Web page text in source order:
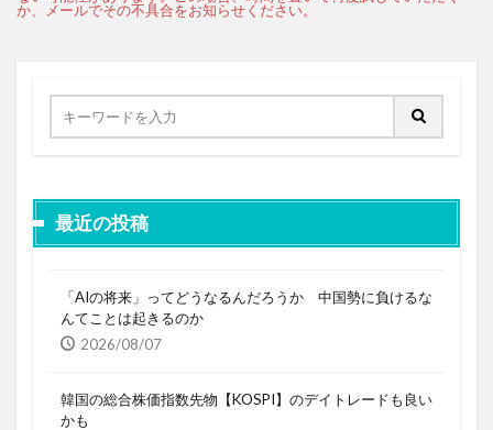
最近の投稿
「AIの将来」ってどうなるんだろうか 中国勢に負けるな
んてことは起きるのか
2026/08/07
韓国の総合株価指数先物【KOSPI】のデイトレードも良い
かも